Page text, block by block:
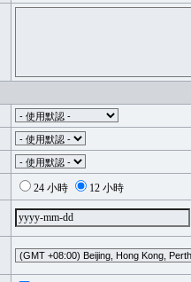
24 小時
12 小時